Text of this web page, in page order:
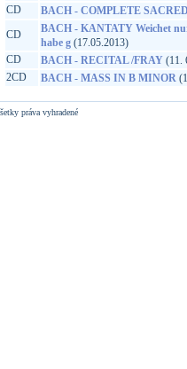
CD
BACH - COMPLETE
CD
BACH - KANTATY Weichet
habe g (17.05.2013)
CD
BACH - RECITAL /FRAY (11.
2CD
BACH - MASS IN B MINOR
práva vyhradené